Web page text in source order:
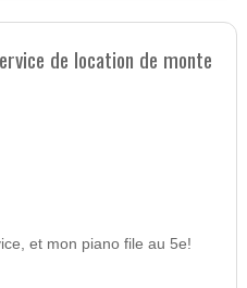
de location de monte
et mon piano file au 5e!